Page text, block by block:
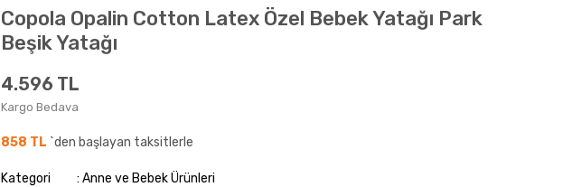
Copola Opalin Cotton Latex Özel Bebek Yatağı Park
Beşik Yatağı
4.596 TL
Kargo Bedava
858 TL `den başlayan taksitlerle
Kategori
Anne ve Bebek Ürünleri